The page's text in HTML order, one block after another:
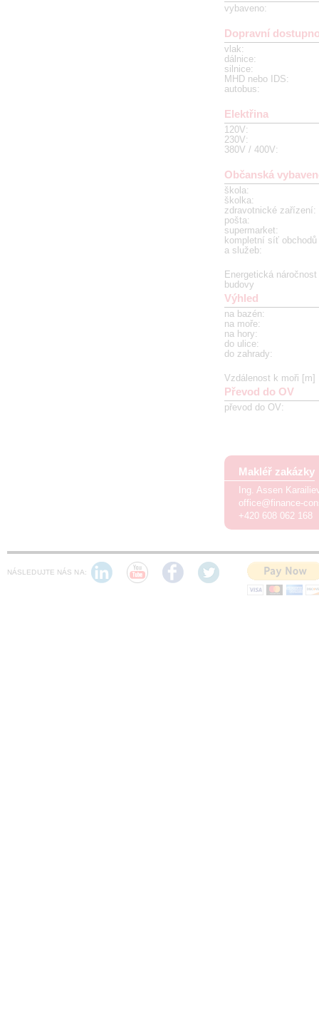
vybaveno:
Dopravní
vlak:
dálnice:
silnice:
MHD nebo IDS:
autobus:
Elektřina
120V:
230V:
380V / 400V:
Občanská
škola:
školka:
zdravotnické zařízení:
pošta:
supermarket:
kompletní síť obchodů
a služeb:
Energetická náročnost
budovy
Výhled
na bazén:
na moře:
na hory:
do ulice:
do zahrady:
Vzdálenost k moři [m]
Převod do OV
převod do OV:
Makléř zakázky
Ing. Assen
office@finance-
+420 608 062 168
NÁSLEDUJTE NÁS NA: